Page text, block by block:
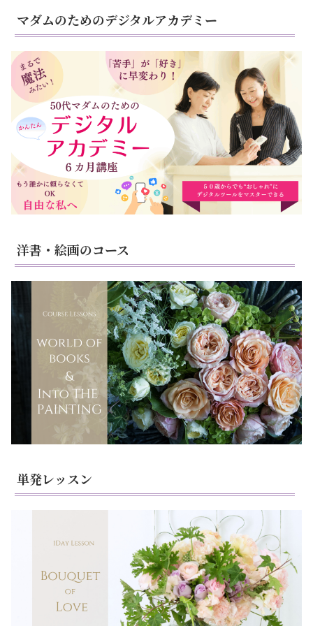
マダムのためのデジタルアカデミー
洋書・絵画のコース
単発レッスン